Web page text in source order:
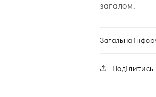
загалом.
Загальна
Поділитись